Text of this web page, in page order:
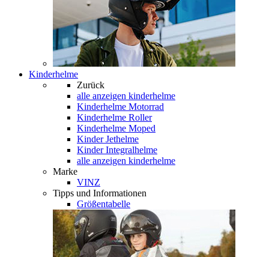
Kinderhelme
Zurück
alle anzeigen kinderhelme
Kinderhelme Motorrad
Kinderhelme Roller
Kinderhelme Moped
Kinder Jethelme
Kinder Integralhelme
alle anzeigen kinderhelme
Marke
VINZ
Tipps und Informationen
Größentabelle